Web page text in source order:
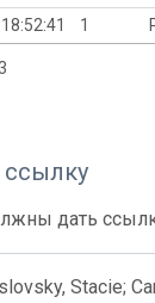
1
дать
Stacie;